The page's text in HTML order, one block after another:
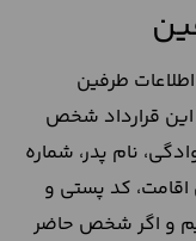
طرفین
قرارداد شخص
نام پدر، شماره
کد پستی و
و اگر شخص حاضر